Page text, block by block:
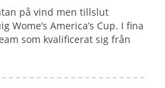
på vind men tillslut
Wome’s America’s Cup. I fina
som kvalificerat sig från